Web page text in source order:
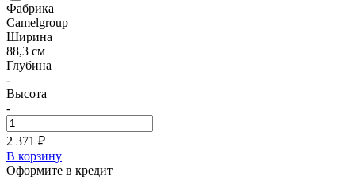
Фабрика
Camelgroup
Ширина
88,3 см
Глубина
-
Высота
-
2 371 ₽
В корзину
Оформите в кредит